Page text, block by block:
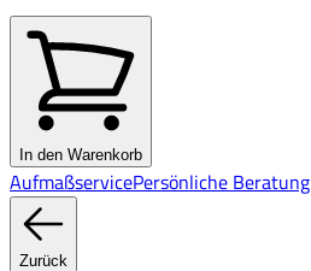
In den Warenkorb
AufmaßservicePersönliche Beratung
Zurück